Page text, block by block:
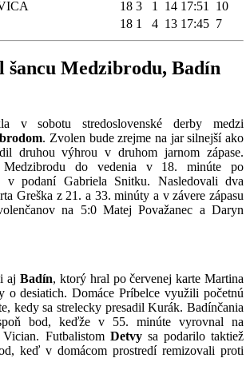
18 3 1 14 17:51
10
18 1 4 13 17:45 7
šancu Medzibrodu, Badín
v sobotu stredoslovenské derby medzi
. Zvolen bude zrejme na jar silnejší ako
druhou výhrou v druhom jarnom zápase.
do vedenia v 18. minúte po
v podaní Gabriela Snitku. Nasledovali dva
Greška z 21. a 33. minúty a v závere zápasu
na 5:0 Matej Považanec a Daryn
aj Badín, ktorý hral po červenej karte Martina
o desiatich. Domáce Príbelce využili početnú
kedy sa strelecky presadil Kurák. Badínčania
bod, keďže v 55. minúte vyrovnal na
Futbalistom Detvysa podarilo taktiež
keď v domácom prostredí remizovali proti